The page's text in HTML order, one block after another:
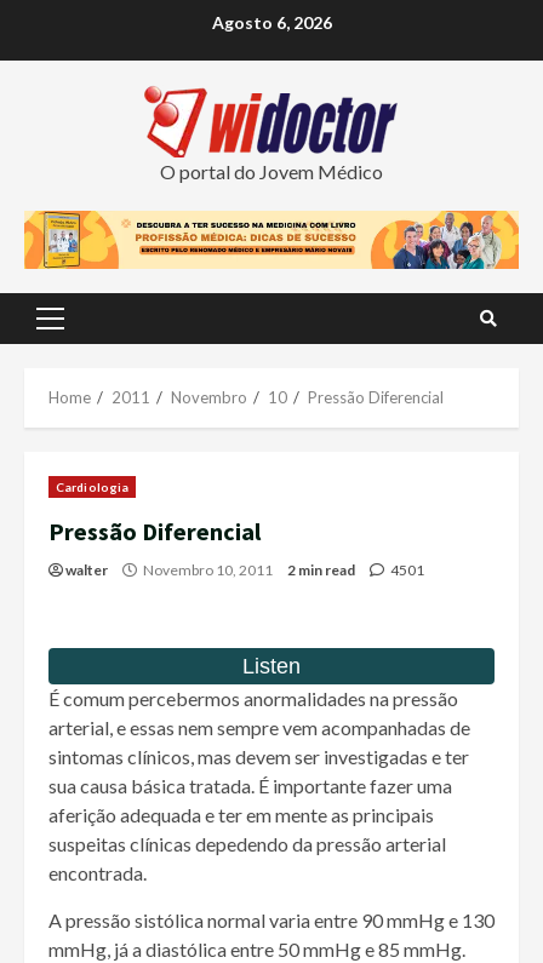
Agosto 6, 2026
O portal do Jovem Médico
Primary
Home 2011 Novembro 10 Pressão Diferencial
Cardiologia
Pressão Diferencial
walter Novembro 10, 2011 2 min read 4501
É comum percebermos anormalidades na pressão
arterial, e essas nem sempre vem acompanhadas de
sintomas clínicos, mas devem ser investigadas e ter
sua causa básica tratada. É importante fazer uma
aferição adequada e ter em mente as principais
suspeitas clínicas depedendo da pressão arterial
encontrada.
A pressão sistólica normal varia entre 90 mmHg e 130
mmHg, já a diastólica entre 50 mmHg e 85 mmHg.